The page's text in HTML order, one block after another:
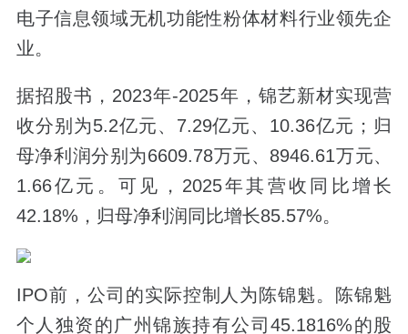
电子信息领域无机功能性粉体材料行业领先企
业。
据招股书，2023年-2025年，锦艺新材实现营
收分别为5.2亿元、7.29亿元、10.36亿元；归
母净利润分别为6609.78万元、8946.61万元、
1.66亿元。可见，2025年其营收同比增长
42.18%，归母净利润同比增长85.57%。
IPO前，公司的实际控制人为陈锦魁。陈锦魁
个人独资的广州锦族持有公司45.1816%的股